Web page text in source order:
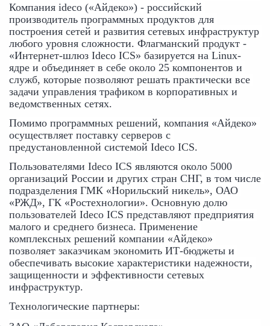
Компания ideco («Айдеко») - российский
производитель программных продуктов для
построения сетей и развития сетевых инфраструктур
любого уровня сложности. Флагманский продукт -
«Интернет-шлюз Ideco ICS» базируется на Linux-
ядре и объединяет в себе около 25 компонентов и
служб, которые позволяют решать практически все
задачи управления трафиком в корпоративных и
ведомственных сетях.
Помимо программных решений, компания «Айдеко»
осуществляет поставку серверов с
предустановленной системой Ideco ICS.
Пользователями Ideco ICS являются около 5000
организаций России и других стран СНГ, в том числе
подразделения ГМК «Норильский никель», ОАО
«РЖД», ГК «Ростехнологии». Основную долю
пользователей Ideco ICS представляют предприятия
малого и среднего бизнеса. Применение
комплексных решений компании «Айдеко»
позволяет заказчикам экономить ИТ-бюджеты и
обеспечивать высокие характеристики надежности,
защищенности и эффективности сетевых
инфраструктур.
Технологические партнеры: